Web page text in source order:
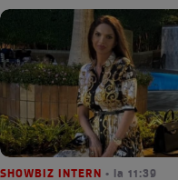
SHOWBIZ INTERN • la 11:39